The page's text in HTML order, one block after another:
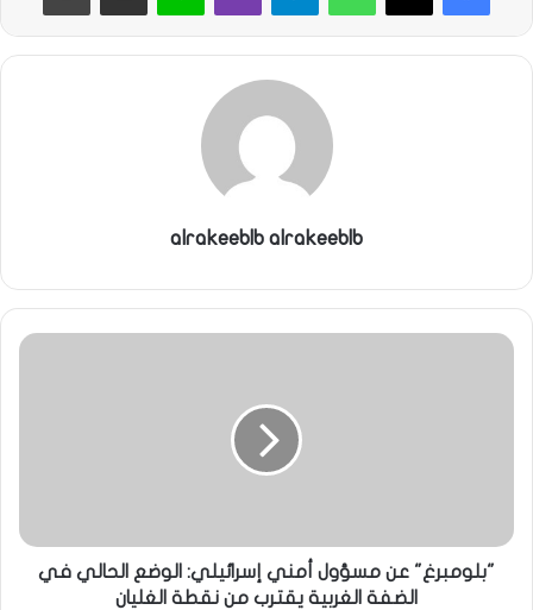
alrakeeblb alrakeeblb
"بلومبرغ" عن مسؤول أمني إسرائيلي: الوضع الحالي في
الضفة الغربية يقترب من نقطة الغليان